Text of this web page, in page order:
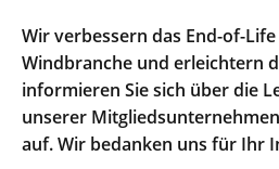
Wir verbessern das End-of-
Windbranche und erleichtern
informieren Sie sich über die
unserer
auf. Wir bedanken uns für Ihr